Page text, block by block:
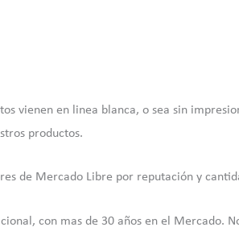
vienen en linea blanca, o sea sin
productos.
de Mercado Libre por reputación y
con mas de 30 años en el Mercado.